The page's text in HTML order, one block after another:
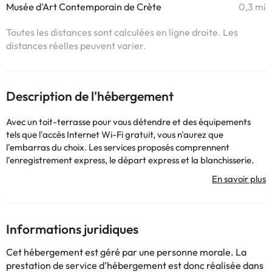
Musée d'Art Contemporain de Crète 0,3 mi
Toutes les distances sont calculées en ligne droite. Les
distances réelles peuvent varier.
Description de l'hébergement
Avec un toit-terrasse pour vous détendre et des équipements
tels que l'accès Internet Wi-Fi gratuit, vous n'aurez que
l'embarras du choix. Les services proposés comprennent
l'enregistrement express, le départ express et la blanchisserie.
Un parking gratuit sans assistance est disponible. Frais
obligatoires : Les frais suivants sont payables sur place : Taxe de
Conformément à la réglementation nationale, cet hébergement
n'accepte pas les paiements en espèces supérieurs à 500 EUR.
Pour plus d'informations, veuillez contacter l'établissement en
utilisant les coordonnées figurant sur la confirmation de
Informations juridiques
Cet hébergement est géré par une personne morale. La
prestation de service d’hébergement est donc réalisée dans